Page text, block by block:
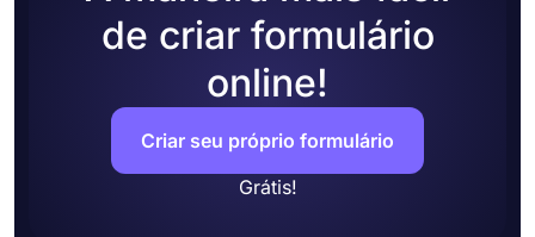
de criar formulário
online!
Criar seu próprio formulário
Grátis!